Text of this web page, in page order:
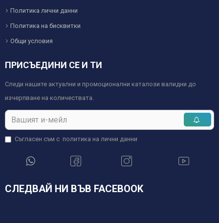
Политика лични данни
Политика на бисквитки
Общи условия
ПРИСЪЕДИНИ СЕ И ТИ
Следи нашите актуални и промоционални каталози валидни до
изчерпване на количествата.
Съгласен съм с политика на лични данни
СЛЕДВАЙ НИ ВЪВ FACEBOOK